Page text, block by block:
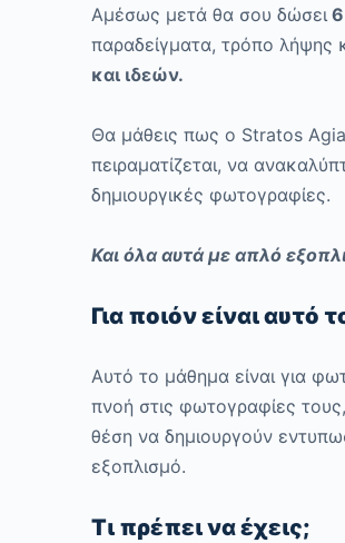
Αμέσως μετά θα σου δώσει6
παραδείγματα, τρόπο λήψης
και ιδεών.
Θα μάθεις πως ο Stratos
πειραματίζεται, να
δημιουργικές φωτογραφίες.
Και όλα αυτά με απλό
Για ποιόν είναι
Αυτό το μάθημα είναι για
πνοή στις φωτογραφίες
θέση να δημιουργούν
εξοπλισμό.
Τι πρέπει να έχεις;